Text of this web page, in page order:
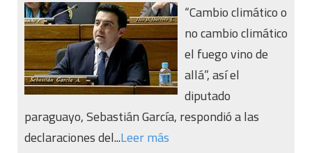
“Cambio climático o
no cambio climático
el fuego vino de
allá”, así el
diputado
paraguayo, Sebastián García, respondió a las
declaraciones del...Leer más